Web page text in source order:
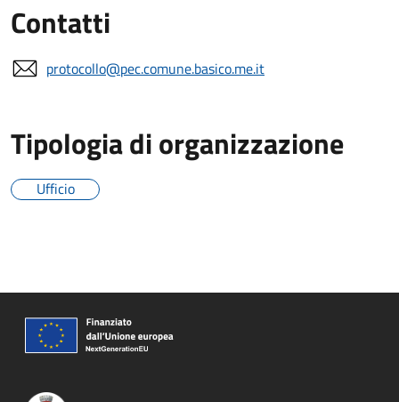
Contatti
protocollo@pec.comune.basico.me.it
Tipologia di organizzazione
Ufficio